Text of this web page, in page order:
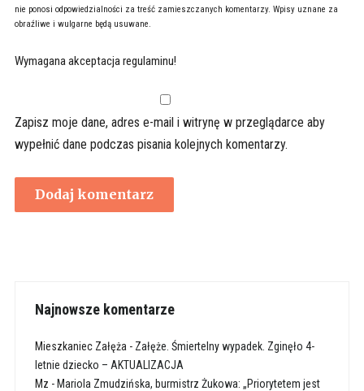
nie ponosi odpowiedzialności za treść zamieszczanych komentarzy. Wpisy uznane za
obraźliwe i wulgarne będą usuwane.
Wymagana akceptacja regulaminu!
Zapisz moje dane, adres e-mail i witrynę w przeglądarce aby
wypełnić dane podczas pisania kolejnych komentarzy.
Najnowsze komentarze
Mieszkaniec Załęża - Załęże. Śmiertelny wypadek. Zginęło 4-
letnie dziecko – AKTUALIZACJA
Mz - Mariola Zmudzińska, burmistrz Żukowa: „Priorytetem jest